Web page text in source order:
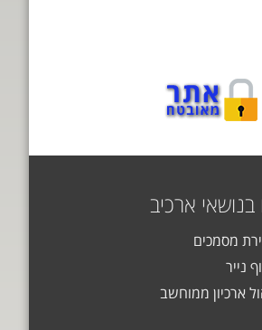
ארכיב
מסמכים
נייר
ארכיון ממוחשב